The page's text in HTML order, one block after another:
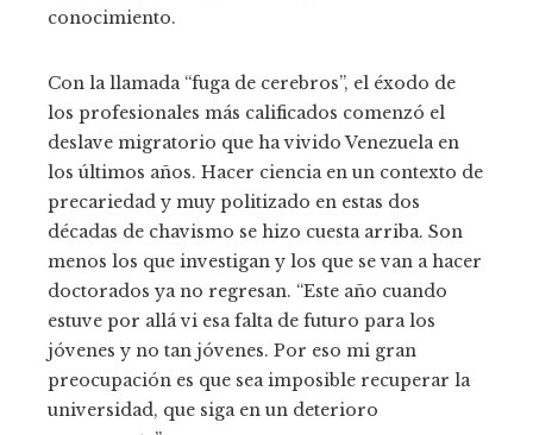
conocimiento.
Con la llamada “fuga de cerebros”, el éxodo de
los profesionales más calificados comenzó el
deslave migratorio que ha vivido Venezuela en
los últimos años. Hacer ciencia en un contexto de
precariedad y muy politizado en estas dos
décadas de chavismo se hizo cuesta arriba. Son
menos los que investigan y los que se van a hacer
doctorados ya no regresan. “Este año cuando
estuve por allá vi esa falta de futuro para los
jóvenes y no tan jóvenes. Por eso mi gran
preocupación es que sea imposible recuperar la
universidad, que siga en un deterioro